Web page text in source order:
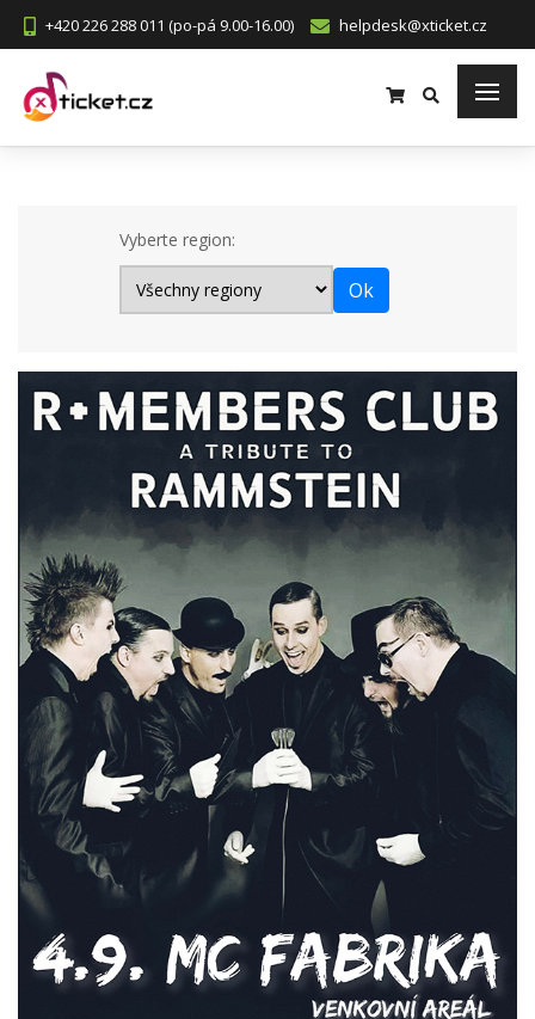
+420 226 288 011 (po-pá 9.00-16.00) helpdesk@xticket.cz
Vyberte region: